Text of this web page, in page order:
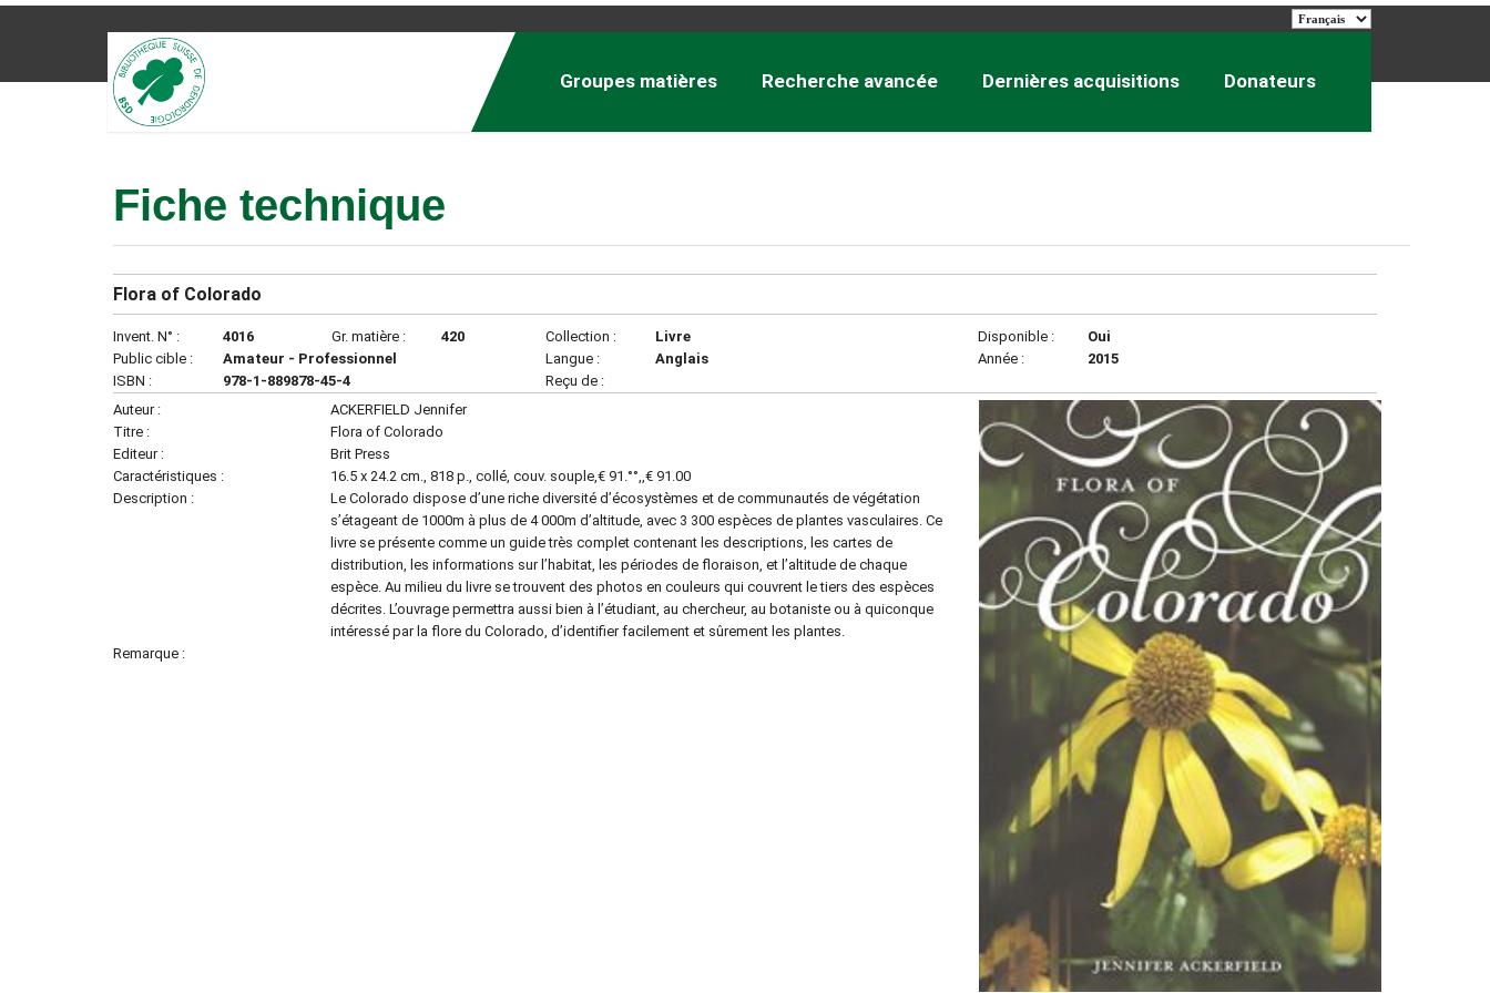
Groupes matières Recherche avancée Dernières acquisitions Donateurs
Fiche technique
Flora of Colorado
Invent. N° : 4016 Gr. matière :
420
Public cible :
Amateur - Professionnel
ISBN :
978-1-889878-45-4
Collection :
Livre
Langue :
Anglais
Reçu de :
Disponible :
Oui
Année :
2015
Auteur :
ACKERFIELD Jennifer
Titre :
Flora of Colorado
Editeur :
Brit Press
Caractéristiques :
16.5 x 24.2 cm., 818 p., collé, couv. souple,€ 91.°°,,€ 91.00
Description :
Le Colorado dispose d’une riche diversité d’écosystèmes et de communautés de végétation
s’étageant de 1000m à plus de 4 000m d’altitude, avec 3 300 espèces de plantes vasculaires. Ce
livre se présente comme un guide très complet contenant les descriptions, les cartes de
distribution, les informations sur l’habitat, les périodes de floraison, et l’altitude de chaque
espèce. Au milieu du livre se trouvent des photos en couleurs qui couvrent le tiers des espèces
décrites. L’ouvrage permettra aussi bien à l’étudiant, au chercheur, au botaniste ou à quiconque
intéressé par la flore du Colorado, d’identifier facilement et sûrement les plantes.
Remarque :